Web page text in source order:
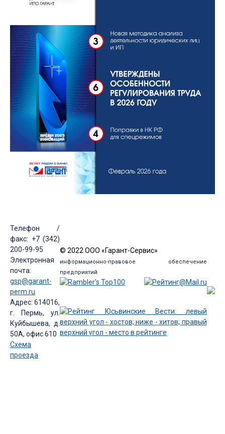
Телефон /
факс: +7 (342)
200-99-95
Электронная
почта:
gsp@garant-
perm.ru
Адрес: 614016,
г. Пермь, ул.
Куйбышева, д.
50А, офис 610
Схема
проезда
© 2022 ООО «Гарант-Сервис»
информационно-правовое обеспечение
предприятий